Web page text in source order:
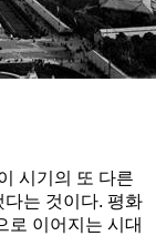
시기의 또 다른
는 것이다. 평화
로 이어지는 시대